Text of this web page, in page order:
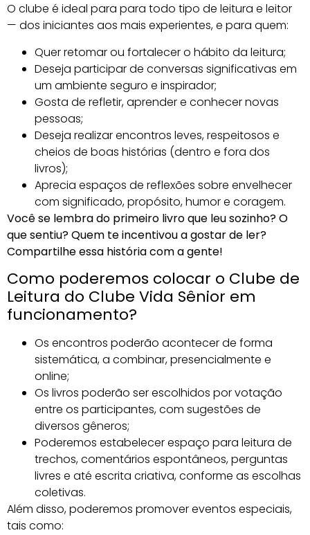
O clube é ideal para para todo tipo de leitura e leitor
— dos iniciantes aos mais experientes, e para quem:
Quer retomar ou fortalecer o hábito da leitura;
Deseja participar de conversas significativas em
um ambiente seguro e inspirador;
Gosta de refletir, aprender e conhecer novas
pessoas;
Deseja realizar encontros leves, respeitosos e
cheios de boas histórias (dentro e fora dos
livros);
Aprecia espaços de reflexões sobre envelhecer
com significado, propósito, humor e coragem.
Você se lembra do primeiro livro que leu sozinho? O
que sentiu? Quem te incentivou a gostar de ler?
Compartilhe essa história com a gente!
Como poderemos colocar o Clube de
Leitura do Clube Vida Sênior em
funcionamento?
Os encontros poderão acontecer de forma
sistemática, a combinar, presencialmente e
online;
Os livros poderão ser escolhidos por votação
entre os participantes, com sugestões de
diversos gêneros;
Poderemos estabelecer espaço para leitura de
trechos, comentários espontâneos, perguntas
livres e até escrita criativa, conforme as escolhas
coletivas.
Além disso, poderemos promover eventos especiais,
tais como: